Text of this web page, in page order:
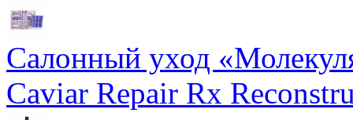
Салонный уход
Caviar Repair Rx